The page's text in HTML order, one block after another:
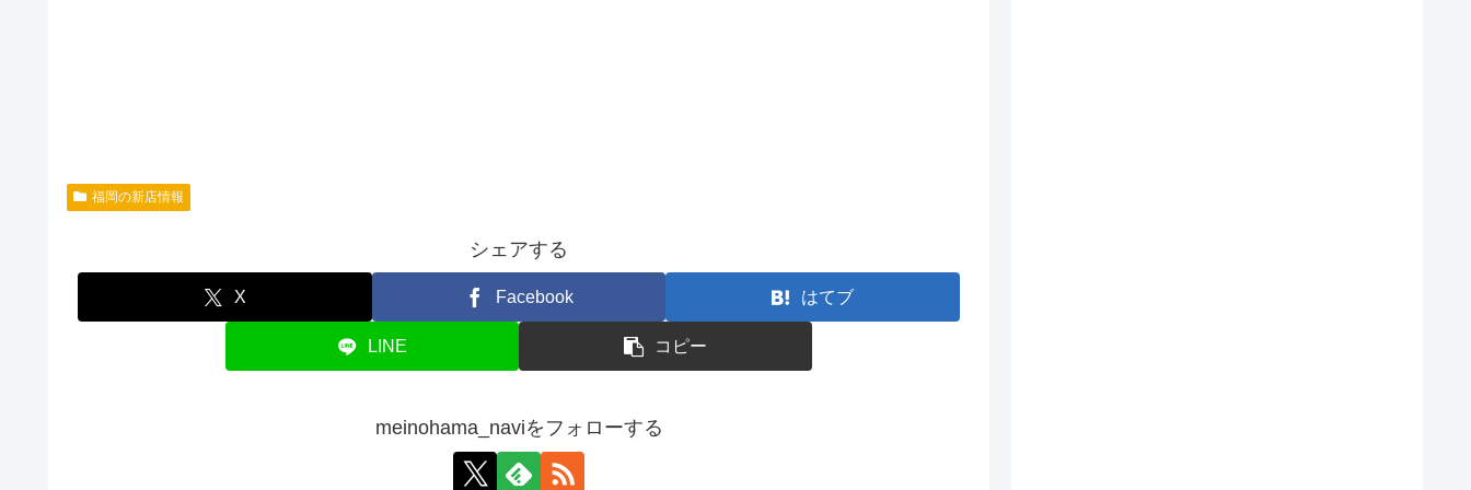
福岡の新店情報
シェアする
X Facebook はてブ
LINE コピー
meinohama_naviをフォローする